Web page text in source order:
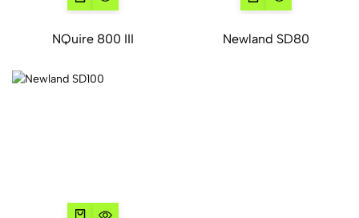
NQuire 800 III Newland SD80